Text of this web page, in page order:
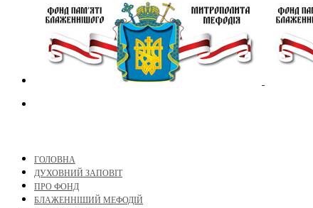
ГОЛОВНА
ДУХОВНИЙ ЗАПОВІТ
ПРО ФОНД
БЛАЖЕННІШИЙ МЕФОДІЙ